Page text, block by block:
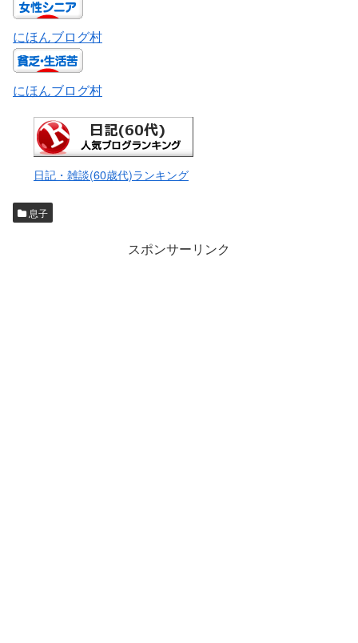
にほんブログ村
にほんブログ村
日記・雑談(60歳代)ランキング
息子
スポンサーリンク